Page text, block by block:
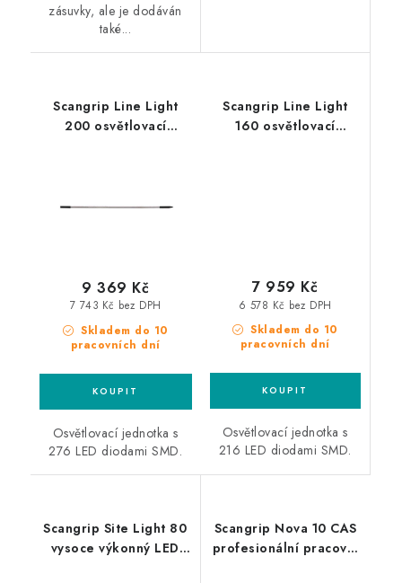
zásuvky, ale je dodáván
také...
Scangrip Line Light
200 osvětlovací
Skladem do 10
pracovních dní
7 743 Kč bez DPH
9 369 Kč
Osvětlovací jednotka s
276 LED diodami SMD.
Scangrip Line Light
160 osvětlovací
Skladem do 10
pracovních dní
6 578 Kč bez DPH
7 959 Kč
Osvětlovací jednotka s
216 LED diodami SMD.
Scangrip Site Light 80
vysoce výkonný LED
Scangrip Nova 10 CAS
profesionální pracovní